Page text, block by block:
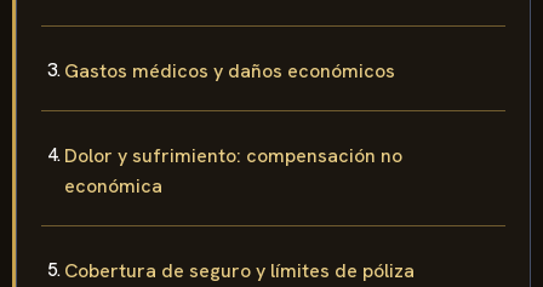
Gastos médicos y daños económicos
Dolor y sufrimiento: compensación no
económica
Cobertura de seguro y límites de póliza